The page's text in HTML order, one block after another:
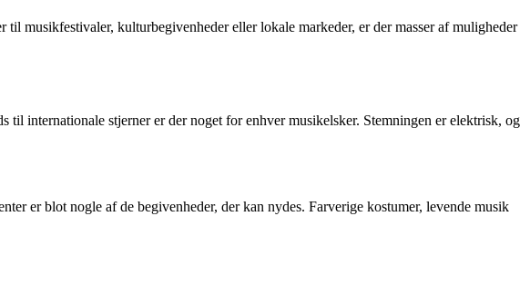
musikfestivaler, kulturbegivenheder eller lokale markeder, er der masser af muligheder
internationale stjerner er der noget for enhver musikelsker. Stemningen er elektrisk, og
er blot nogle af de begivenheder, der kan nydes. Farverige kostumer, levende musik